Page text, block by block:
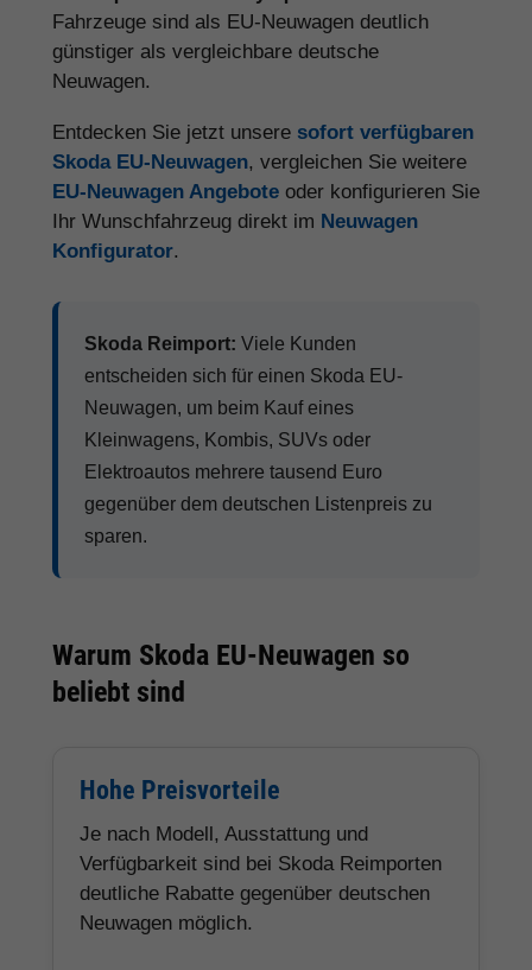
Fahrzeuge sind als EU-Neuwagen deutlich
günstiger als vergleichbare deutsche
Neuwagen.
Entdecken Sie jetzt unsere sofort verfügbaren
Skoda EU-Neuwagen, vergleichen Sie weitere
EU-Neuwagen Angebote oder konfigurieren Sie
Ihr Wunschfahrzeug direkt im Neuwagen
Konfigurator.
Skoda Reimport: Viele Kunden
entscheiden sich für einen Skoda EU-
Neuwagen, um beim Kauf eines
Kleinwagens, Kombis, SUVs oder
Elektroautos mehrere tausend Euro
gegenüber dem deutschen Listenpreis zu
sparen.
Warum Skoda EU-Neuwagen so
beliebt sind
Hohe Preisvorteile
Je nach Modell, Ausstattung und
Verfügbarkeit sind bei Skoda Reimporten
deutliche Rabatte gegenüber deutschen
Neuwagen möglich.